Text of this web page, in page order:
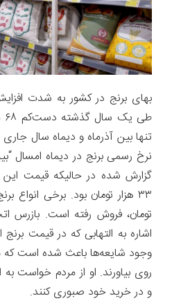
بهای برنج در کشور به شدت
گزارش شده در حالیکه قیمت
تومان، فروش رفته است. بازرس
اشاره به التهابی که در قیمت
وجود شایعه‌ها باعث شده است که
روی بیاورند. او از مردم خواست
و در خرید خود صبوری کنند.